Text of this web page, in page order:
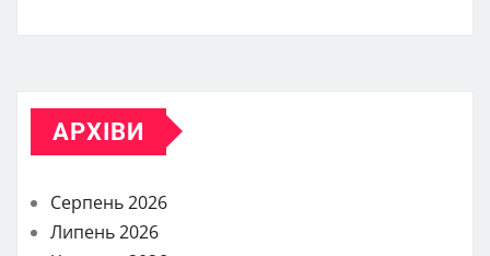
АРХІВИ
Серпень 2026
Липень 2026